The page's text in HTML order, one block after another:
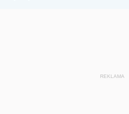
REKLAMA